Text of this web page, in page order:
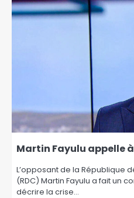
Martin Fayulu appelle
L’opposant de la République
(RDC) Martin Fayulu a fait un
décrire la crise…